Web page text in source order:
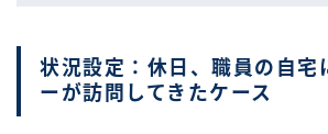
状況設定：休日、職員の自宅
ーが訪問してきたケース